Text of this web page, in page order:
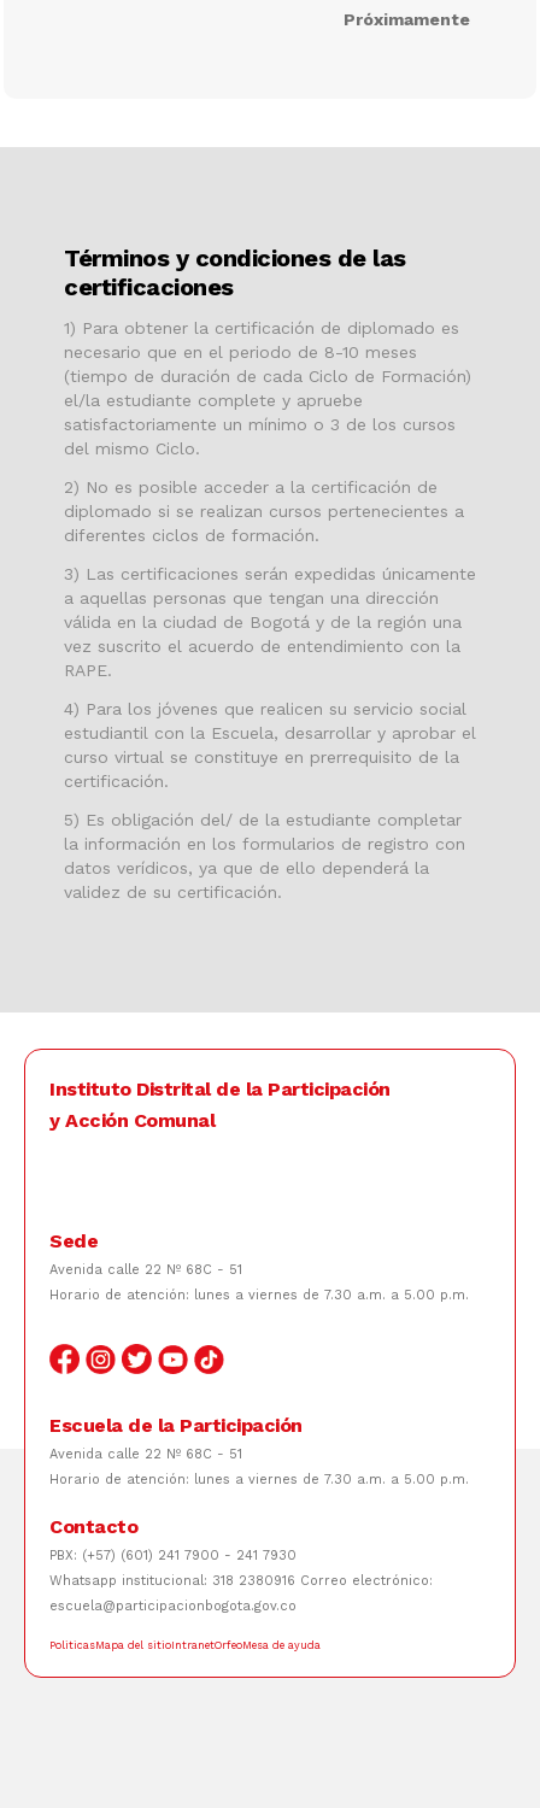
Próximamente
Términos y condiciones de las
certificaciones
1) Para obtener la certificación de diplomado es
necesario que en el periodo de 8-10 meses
(tiempo de duración de cada Ciclo de Formación)
el/la estudiante complete y apruebe
satisfactoriamente un mínimo o 3 de los cursos
del mismo Ciclo.
2) No es posible acceder a la certificación de
diplomado si se realizan cursos pertenecientes a
diferentes ciclos de formación.
3) Las certificaciones serán expedidas únicamente
a aquellas personas que tengan una dirección
válida en la ciudad de Bogotá y de la región una
vez suscrito el acuerdo de entendimiento con la
RAPE.
4) Para los jóvenes que realicen su servicio social
estudiantil con la Escuela, desarrollar y aprobar el
curso virtual se constituye en prerrequisito de la
certificación.
5) Es obligación del/ de la estudiante completar
la información en los formularios de registro con
datos verídicos, ya que de ello dependerá la
validez de su certificación.
Instituto Distrital de la Participación
y Acción Comunal
Sede
Avenida calle 22 Nº 68C - 51
Horario de atención: lunes a viernes de 7.30 a.m. a 5.00 p.m.
Escuela de la Participación
Avenida calle 22 Nº 68C - 51
Horario de atención: lunes a viernes de 7.30 a.m. a 5.00 p.m.
Contacto
PBX: (+57) (601) 241 7900 - 241 7930
Whatsapp institucional: 318 2380916 Correo electrónico:
escuela@participacionbogota.gov.co
PoliticasMapa del sitioIntranetOrfeoMesa de ayuda